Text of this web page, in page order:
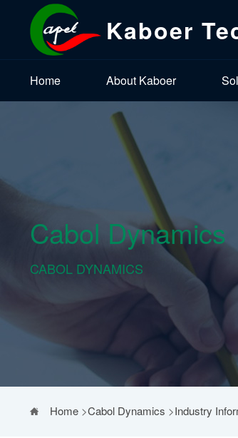
Kaboer
Home About Kaboer
Cabol Dynamics
CABOL DYNAMICS
Home>Cabol Dynamics >Industry